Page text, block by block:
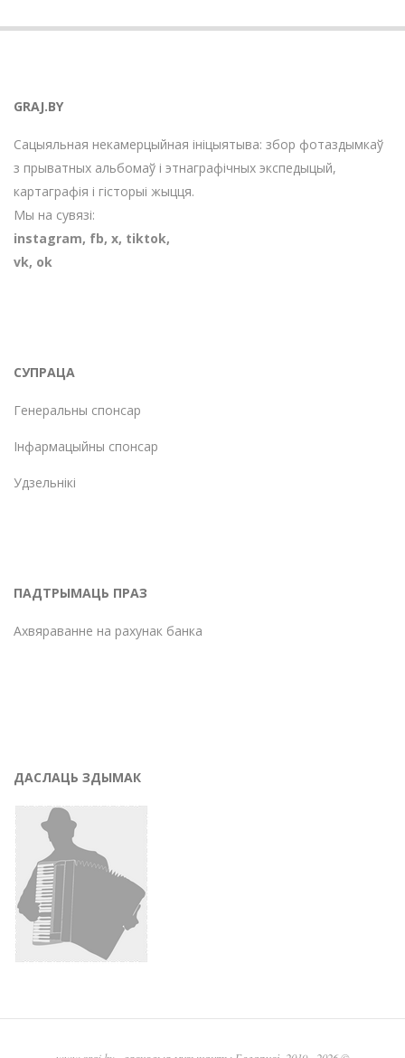
GRAJ.BY
Сацыяльная некамерцыйная ініцыятыва: збор фотаздымкаў
з прыватных альбомаў і этнаграфічных экспедыцый,
картаграфія і гісторыі жыцця.
Мы на сувязі:
instagram, fb, х, tiktok,
vk, ok
СУПРАЦА
Генеральны спонсар
Інфармацыйны спонсар
Удзельнікі
ПАДТРЫМАЦЬ ПРАЗ
Ахвяраванне на рахунак банка
ДАСЛАЦЬ ЗДЫМАК